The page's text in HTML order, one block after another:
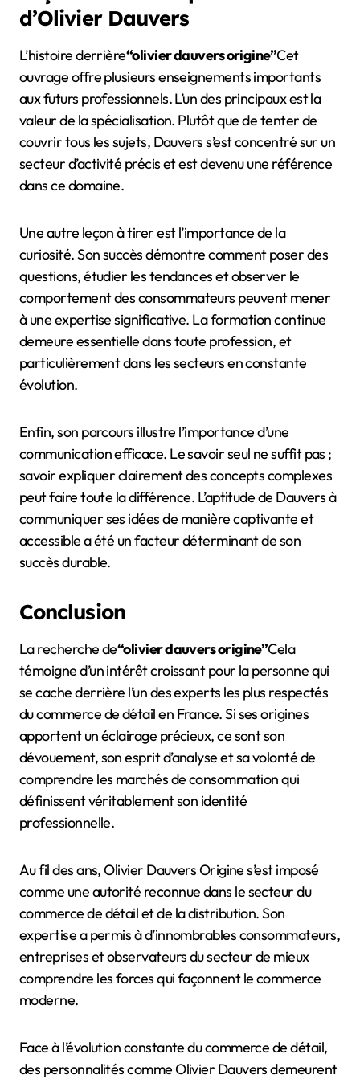
d’Olivier Dauvers
L’histoire derrière“olivier dauvers origine”Cet
ouvrage offre plusieurs enseignements importants
aux futurs professionnels. L’un des principaux est la
valeur de la spécialisation. Plutôt que de tenter de
couvrir tous les sujets, Dauvers s’est concentré sur un
secteur d’activité précis et est devenu une référence
dans ce domaine.
Une autre leçon à tirer est l’importance de la
curiosité. Son succès démontre comment poser des
questions, étudier les tendances et observer le
comportement des consommateurs peuvent mener
à une expertise significative. La formation continue
demeure essentielle dans toute profession, et
particulièrement dans les secteurs en constante
évolution.
Enfin, son parcours illustre l’importance d’une
communication efficace. Le savoir seul ne suffit pas ;
savoir expliquer clairement des concepts complexes
peut faire toute la différence. L’aptitude de Dauvers à
communiquer ses idées de manière captivante et
accessible a été un facteur déterminant de son
succès durable.
Conclusion
La recherche de“olivier dauvers origine”Cela
témoigne d’un intérêt croissant pour la personne qui
se cache derrière l’un des experts les plus respectés
du commerce de détail en France. Si ses origines
apportent un éclairage précieux, ce sont son
dévouement, son esprit d’analyse et sa volonté de
comprendre les marchés de consommation qui
définissent véritablement son identité
professionnelle.
Au fil des ans, Olivier Dauvers Origine s’est imposé
comme une autorité reconnue dans le secteur du
commerce de détail et de la distribution. Son
expertise a permis à d’innombrables consommateurs,
entreprises et observateurs du secteur de mieux
comprendre les forces qui façonnent le commerce
moderne.
Face à l’évolution constante du commerce de détail,
des personnalités comme Olivier Dauvers demeurent